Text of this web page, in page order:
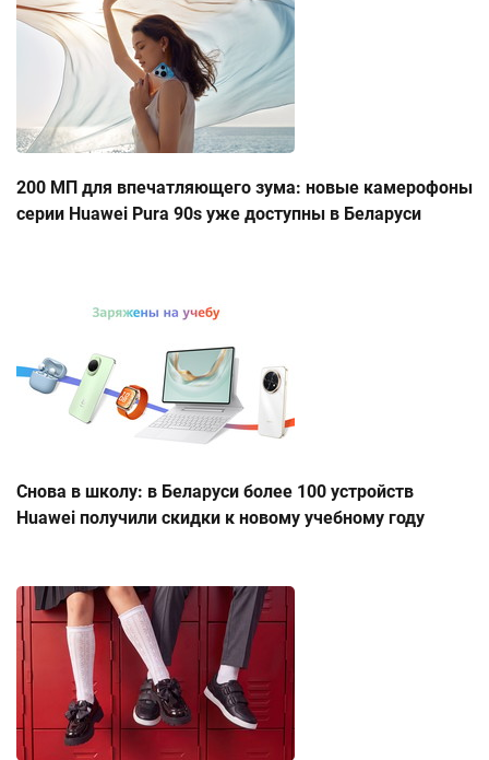
200 МП для впечатляющего зума: новые камерофоны
серии Huawei Pura 90s уже доступны в Беларуси
Снова в школу: в Беларуси более 100 устройств
Huawei получили скидки к новому учебному году